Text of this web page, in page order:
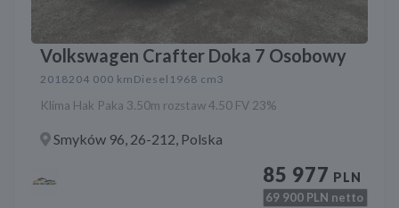
Volkswagen Crafter Doka 7 Osobowy
2018204 000 km Diesel 1968 cm3
Klima Hak Paka 3.50m rozstaw 4.50 FV 23%
Smyków 96, 26-212, Polska
85 977 PLN
69 900 PLN netto